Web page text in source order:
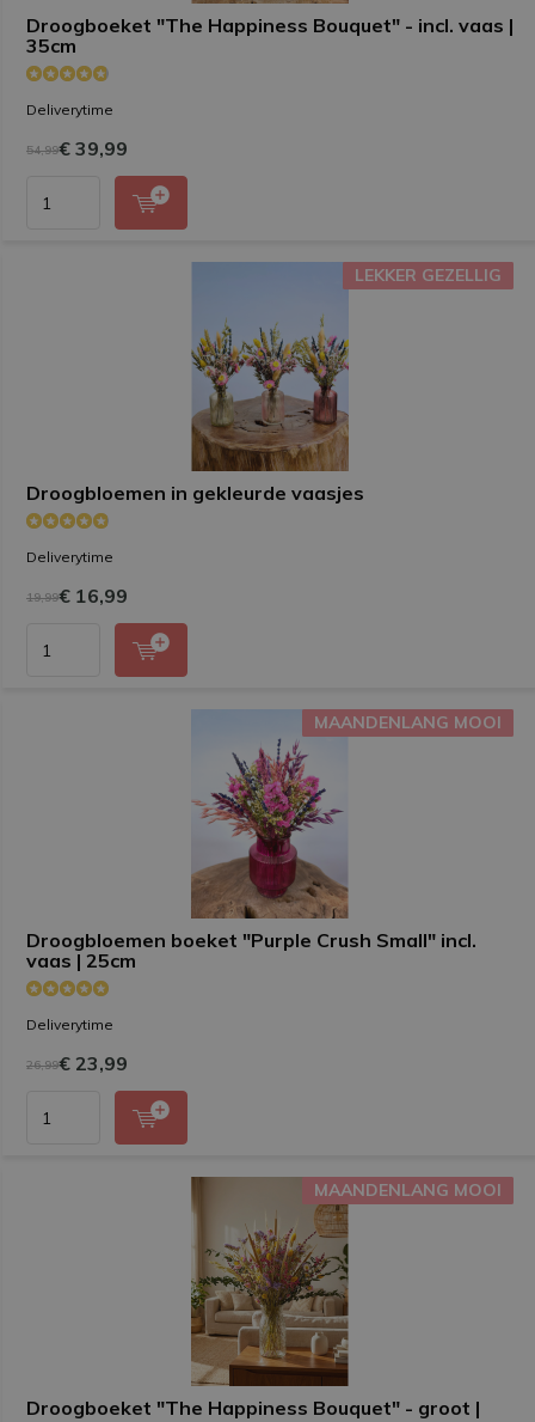
Droogboeket "The Happiness Bouquet" - incl. vaas |
35cm
Deliverytime
54,99€ 39,99
Droogbloemen in gekleurde vaasjes
Deliverytime
LEKKER GEZELLIG
19,99€ 16,99
LEKKER GEZELLIG
Droogbloemen boeket "Purple Crush Small" incl.
vaas | 25cm
Deliverytime
MAANDENLANG MOOI
26,99€ 23,99
MAANDENLANG MOOI
Droogboeket "The Happiness Bouquet" - groot |
MAANDENLANG MOOI
MAANDENLANG MOOI